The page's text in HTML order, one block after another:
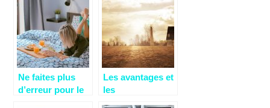
quelle adresse?
Ne faites plus
d’erreur pour le
Les avantages et
les